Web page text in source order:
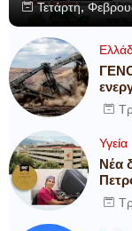
Τετάρτη,
Υγεία
Νέα